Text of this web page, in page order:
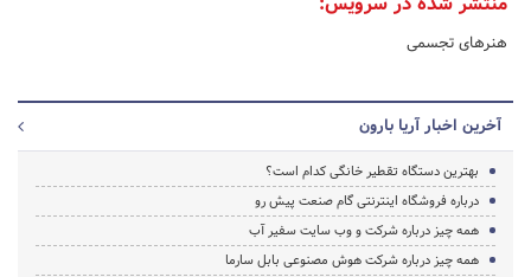
هنرهای تجسمی
آخرین اخبار آریا بارون
بهترین دستگاه تقطیر خانگی کدام است؟
درباره فروشگاه اینترنتی گام صنعت پیش رو
همه چیز درباره شرکت و وب سایت سفیر آب
همه چیز درباره شرکت هوش مصنوعی بابل سارما